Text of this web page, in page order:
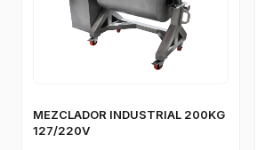
MEZCLADOR INDUSTRIAL 200KG
127/220V